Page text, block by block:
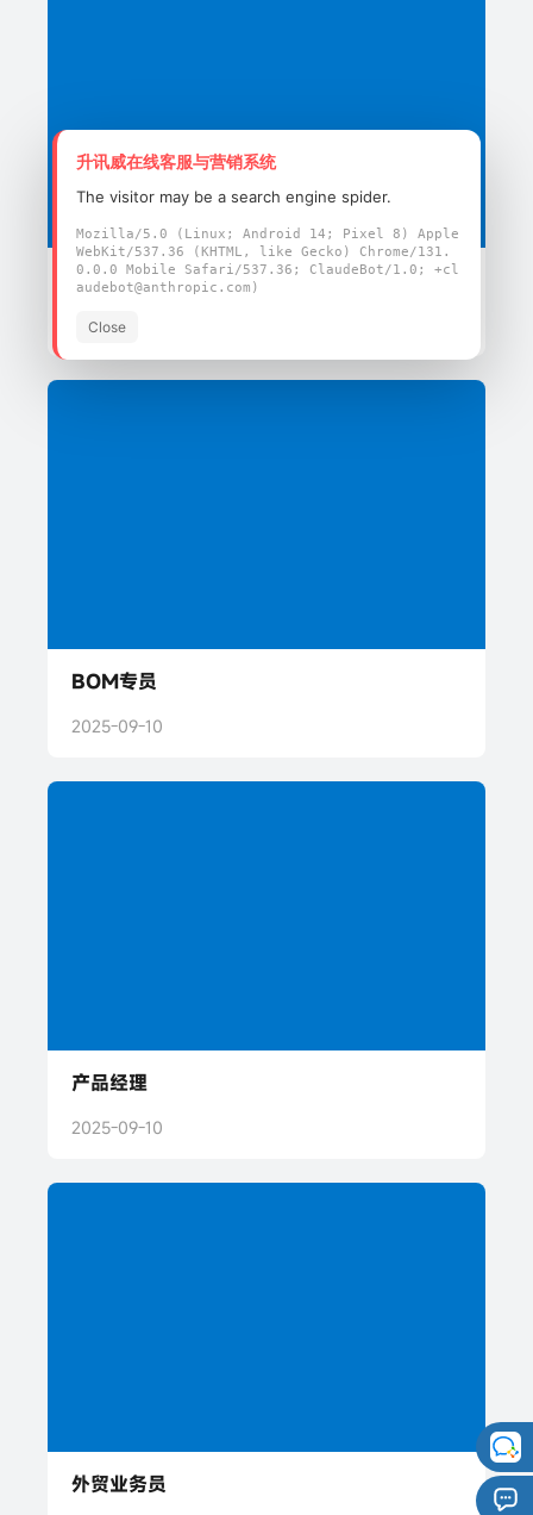
研发助理
2025-09-10
BOM专员
2025-09-10
产品经理
2025-09-10
外贸业务员
升讯威在线客服与营销系统
The visitor may be a search engine spider.
Mozilla/5.0 (Linux; Android 14; Pixel 8) Apple
WebKit/537.36 (KHTML, like Gecko) Chrome/131.
0.0.0 Mobile Safari/537.36; ClaudeBot/1.0; +cl
audebot@anthropic.com)
Close